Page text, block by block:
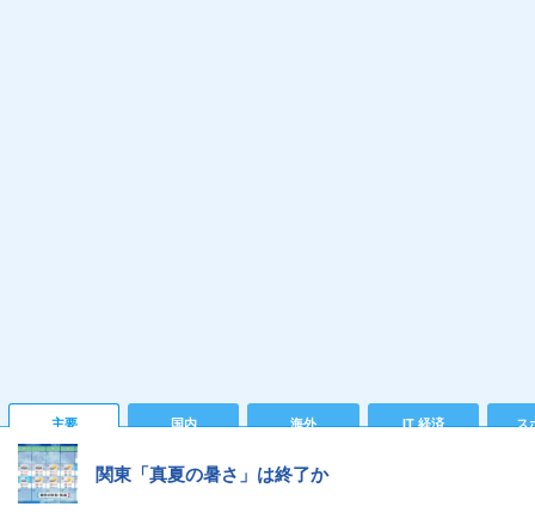
主要 国内 海外 IT 経済 ス
関東「真夏の暑さ」は終了か